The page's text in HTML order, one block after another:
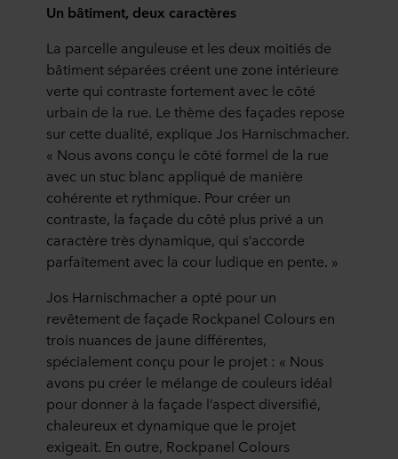
Un bâtiment, deux caractères
La parcelle anguleuse et les deux moitiés de
bâtiment séparées créent une zone intérieure
verte qui contraste fortement avec le côté
urbain de la rue. Le thème des façades repose
sur cette dualité, explique Jos Harnischmacher.
« Nous avons conçu le côté formel de la rue
avec un stuc blanc appliqué de manière
cohérente et rythmique. Pour créer un
contraste, la façade du côté plus privé a un
caractère très dynamique, qui s’accorde
parfaitement avec la cour ludique en pente. »
Jos Harnischmacher a opté pour un
revêtement de façade Rockpanel Colours en
trois nuances de jaune différentes,
spécialement conçu pour le projet : « Nous
avons pu créer le mélange de couleurs idéal
pour donner à la façade l’aspect diversifié,
chaleureux et dynamique que le projet
exigeait. En outre, Rockpanel Colours